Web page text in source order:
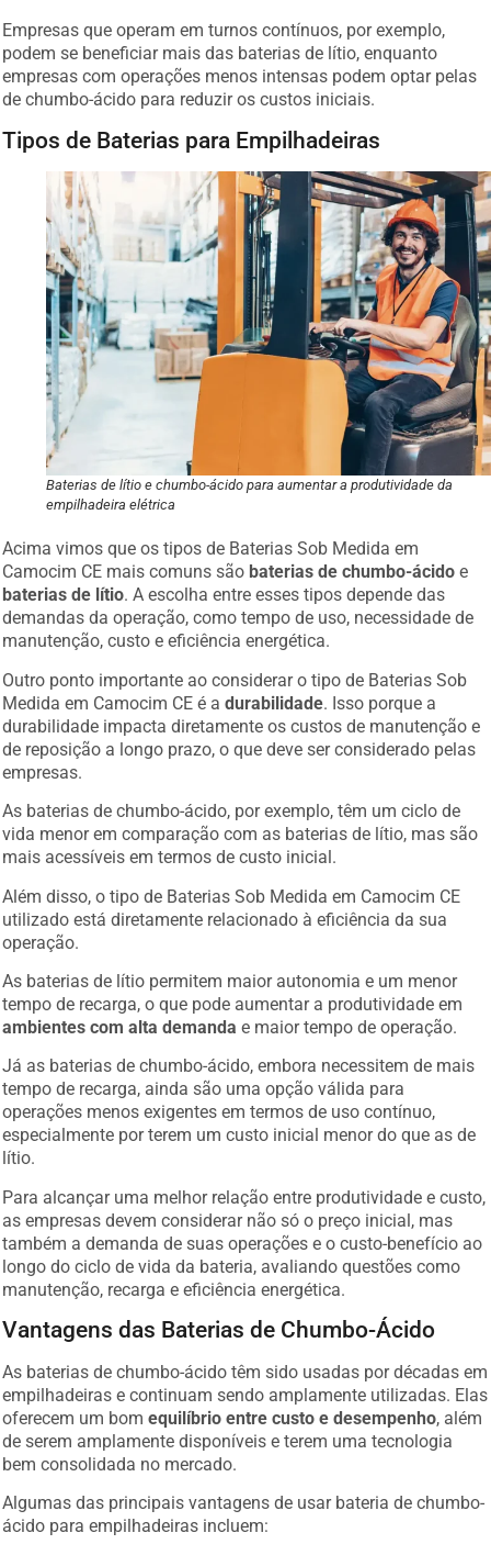
Empresas que operam em turnos contínuos, por exemplo,
podem se beneficiar mais das baterias de lítio, enquanto
empresas com operações menos intensas podem optar pelas
de chumbo-ácido para reduzir os custos iniciais.
Tipos de Baterias para Empilhadeiras
Baterias de lítio e chumbo-ácido para aumentar a produtividade da
empilhadeira elétrica
Acima vimos que os tipos de Baterias Sob Medida em
Camocim CE mais comuns são baterias de chumbo-ácido e
baterias de lítio
. A escolha entre esses tipos depende das
demandas da operação, como tempo de uso, necessidade de
manutenção, custo e eficiência energética.
Outro ponto importante ao considerar o tipo de Baterias Sob
Medida em Camocim CE é a
durabilidade. Isso porque a
durabilidade impacta diretamente os custos de manutenção e
de reposição a longo prazo, o que deve ser considerado pelas
empresas.
As baterias de chumbo-ácido, por exemplo, têm um ciclo de
vida menor em comparação com as baterias de lítio, mas são
mais acessíveis em termos de custo inicial.
Além disso, o tipo de Baterias Sob Medida em Camocim CE
utilizado está diretamente relacionado à eficiência da sua
operação.
As baterias de lítio permitem maior autonomia e um menor
tempo de recarga, o que pode aumentar a produtividade em
ambientes com alta demanda e maior tempo de operação.
Já as baterias de chumbo-ácido, embora necessitem de mais
tempo de recarga, ainda são uma opção válida para
operações menos exigentes em termos de uso contínuo,
especialmente por terem um custo inicial menor do que as de
lítio.
Para alcançar uma melhor relação entre produtividade e custo,
as empresas devem considerar não só o preço inicial, mas
também a demanda de suas operações e o custo-benefício ao
longo do ciclo de vida da bateria, avaliando questões como
manutenção, recarga e eficiência energética.
Vantagens das Baterias de Chumbo-Ácido
As baterias de chumbo-ácido têm sido usadas por décadas em
empilhadeiras e continuam sendo amplamente utilizadas. Elas
oferecem um bom equilíbrio entre custo e desempenho , além
de serem amplamente disponíveis e terem uma tecnologia
bem consolidada no mercado.
Algumas das principais vantagens de usar bateria de chumbo-
ácido para empilhadeiras incluem: